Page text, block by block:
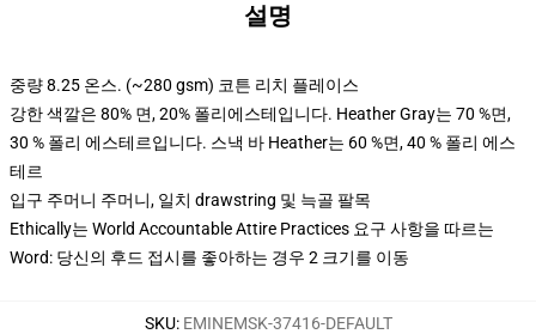
설명
중량 8.25 온스. (~280 gsm) 코튼 리치 플레이스
강한 색깔은 80% 면, 20% 폴리에스테입니다. Heather Gray는 70 %면,
30 % 폴리 에스테르입니다. 스낵 바 Heather는 60 %면, 40 % 폴리 에스
테르
입구 주머니 주머니, 일치 drawstring 및 늑골 팔목
Ethically는 World Accountable Attire Practices 요구 사항을 따르는
Word: 당신의 후드 접시를 좋아하는 경우 2 크기를 이동
SKU: EMINEMSK-37416-DEFAULT